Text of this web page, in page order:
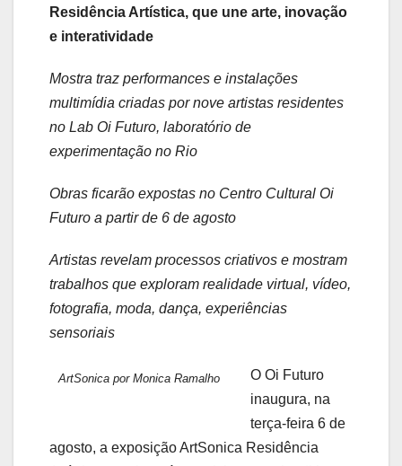
Residência Artística, que une arte, inovação
e interatividade
Mostra traz performances e instalações
multimídia criadas por nove artistas residentes
no Lab Oi Futuro, laboratório de
experimentação no Rio
Obras ficarão expostas no Centro Cultural Oi
Futuro a partir de 6 de agosto
Artistas revelam processos criativos e mostram
trabalhos que exploram realidade virtual, vídeo,
fotografia, moda, dança, experiências
sensoriais
ArtSonica por Monica Ramalho
O Oi Futuro
inaugura, na
terça-feira 6 de
agosto, a exposição ArtSonica Residência